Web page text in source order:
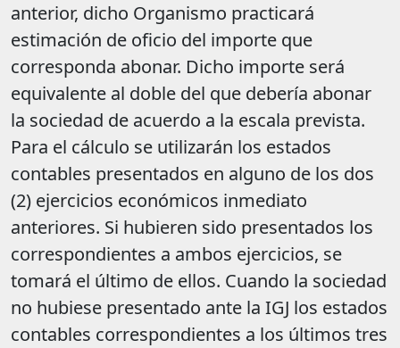
anterior, dicho Organismo practicará
estimación de oficio del importe que
corresponda abonar. Dicho importe será
equivalente al doble del que debería abonar
la sociedad de acuerdo a la escala prevista.
Para el cálculo se utilizarán los estados
contables presentados en alguno de los dos
(2) ejercicios económicos inmediato
anteriores. Si hubieren sido presentados los
correspondientes a ambos ejercicios, se
tomará el último de ellos. Cuando la sociedad
no hubiese presentado ante la IGJ los estados
contables correspondientes a los últimos tres